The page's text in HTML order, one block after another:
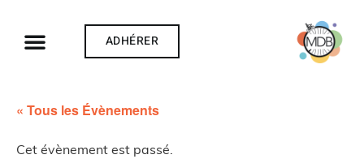
ADHÉRER
« Tous les Évènements
Cet évènement est passé.